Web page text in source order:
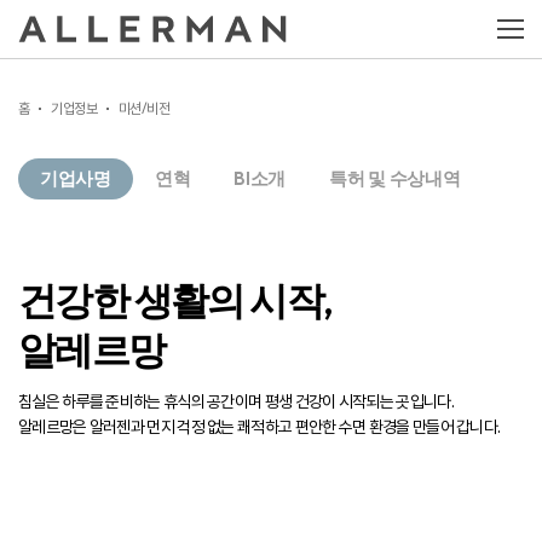
홈 기업정보 미션/비전
기업사명 연혁 BI소개 특허 및 수상내역
건강한 생활의 시작,
알레르망
침실은 하루를 준비하는 휴식의 공간이며 평생 건강이 시작되는 곳입니다.
알레르망은 알러젠과 먼지 걱정 없는 쾌적하고 편안한 수면 환경을 만들어 갑니다.